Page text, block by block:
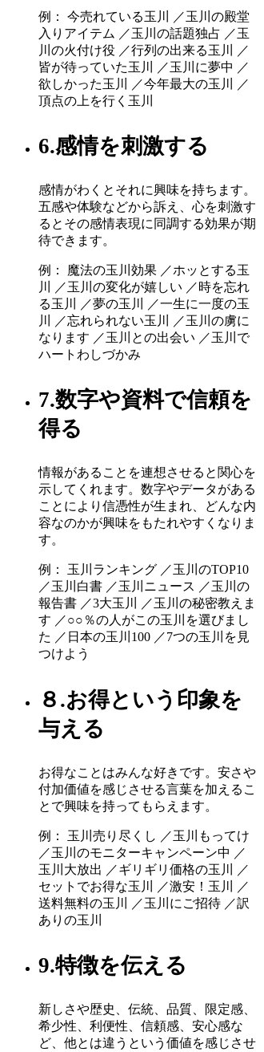
例： 今売れている玉川 ／玉川の殿堂
入りアイテム ／玉川の話題独占 ／玉
川の火付け役 ／行列の出来る玉川 ／
皆が待っていた玉川 ／玉川に夢中 ／
欲しかった玉川 ／今年最大の玉川 ／
頂点の上を行く玉川
6.感情を刺激する
感情がわくとそれに興味を持ちます。
五感や体験などから訴え、心を刺激す
るとその感情表現に同調する効果が期
待できます。
例： 魔法の玉川効果 ／ホッとする玉
川 ／玉川の変化が嬉しい ／時を忘れ
る玉川 ／夢の玉川 ／一生に一度の玉
川 ／忘れられない玉川 ／玉川の虜に
なります ／玉川との出会い ／玉川で
ハートわしづかみ
7.数字や資料で信頼を
得る
情報があることを連想させると関心を
示してくれます。数字やデータがある
ことにより信憑性が生まれ、どんな内
容なのかが興味をもたれやすくなりま
す。
例： 玉川ランキング ／玉川のTOP10
／玉川白書 ／玉川ニュース ／玉川の
報告書 ／3大玉川 ／玉川の秘密教えま
す ／○○％の人がこの玉川を選びまし
た ／日本の玉川100 ／7つの玉川を見
つけよう
８.お得という印象を
与える
お得なことはみんな好きです。安さや
付加価値を感じさせる言葉を加えるこ
とで興味を持ってもらえます。
例： 玉川売り尽くし ／玉川もってけ
／玉川のモニターキャンペーン中 ／
玉川大放出 ／ギリギリ価格の玉川 ／
セットでお得な玉川 ／激安！玉川 ／
送料無料の玉川 ／玉川にご招待 ／訳
ありの玉川
9.特徴を伝える
新しさや歴史、伝統、品質、限定感、
希少性、利便性、信頼感、安心感な
ど、他とは違うという価値を感じさせ